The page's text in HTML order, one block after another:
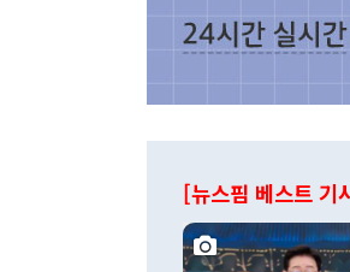
[뉴스핌 베스트 기